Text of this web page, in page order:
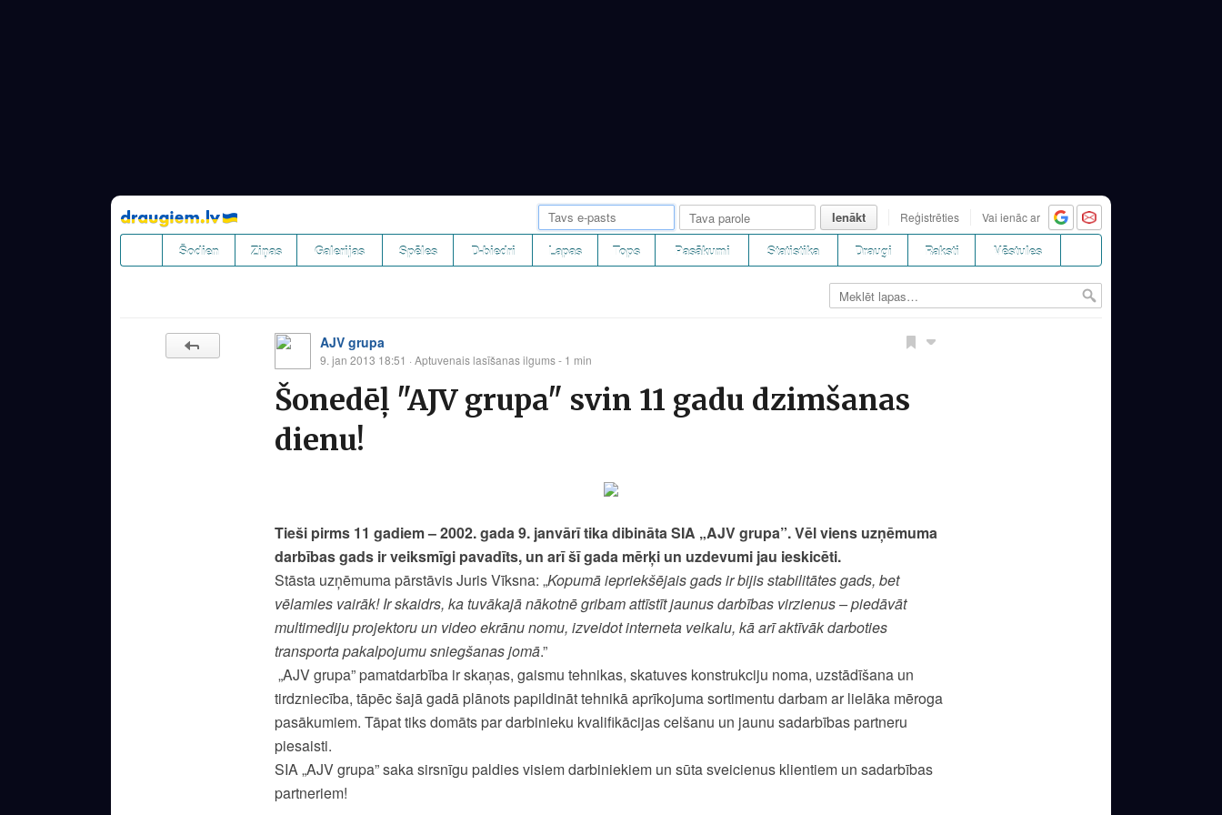
Pāriet
uz
saturu
Ienākt Reģistrēties Vai ienāc ar
Šodien Ziņas Galerijas Spēles D-biedri Lapas Tops Pasākumi Statistika Draugi Raksti Vēstules
AJV grupa
9. jan 2013 18:51 · Aptuvenais lasīšanas ilgums - 1 min
Šonedēļ "AJV grupa" svin 11 gadu dzimšanas
dienu!
Tieši pirms 11 gadiem – 2002. gada 9. janvārī tika dibināta SIA „AJV grupa”. Vēl viens uzņēmuma
darbības gads ir veiksmīgi pavadīts, un arī šī gada mērķi un uzdevumi jau ieskicēti.
Stāsta uzņēmuma pārstāvis Juris Vīksna: „Kopumā iepriekšējais gads ir bijis stabilitātes gads, bet
vēlamies vairāk! Ir skaidrs, ka tuvākajā nākotnē gribam attīstīt jaunus darbības virzienus – piedāvāt
multimediju projektoru un video ekrānu nomu, izveidot interneta veikalu, kā arī aktīvāk darboties
transporta pakalpojumu sniegšanas jomā.”
„AJV grupa” pamatdarbība ir skaņas, gaismu tehnikas, skatuves konstrukciju noma, uzstādīšana un
tirdzniecība, tāpēc šajā gadā plānots papildināt tehnikā aprīkojuma sortimentu darbam ar lielāka mēroga
pasākumiem. Tāpat tiks domāts par darbinieku kvalifikācijas celšanu un jaunu sadarbības partneru
piesaisti.
SIA „AJV grupa” saka sirsnīgu paldies visiem darbiniekiem un sūta sveicienus klientiem un sadarbības
partneriem!